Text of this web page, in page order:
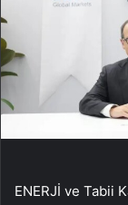
ENERJİ ve Tabii